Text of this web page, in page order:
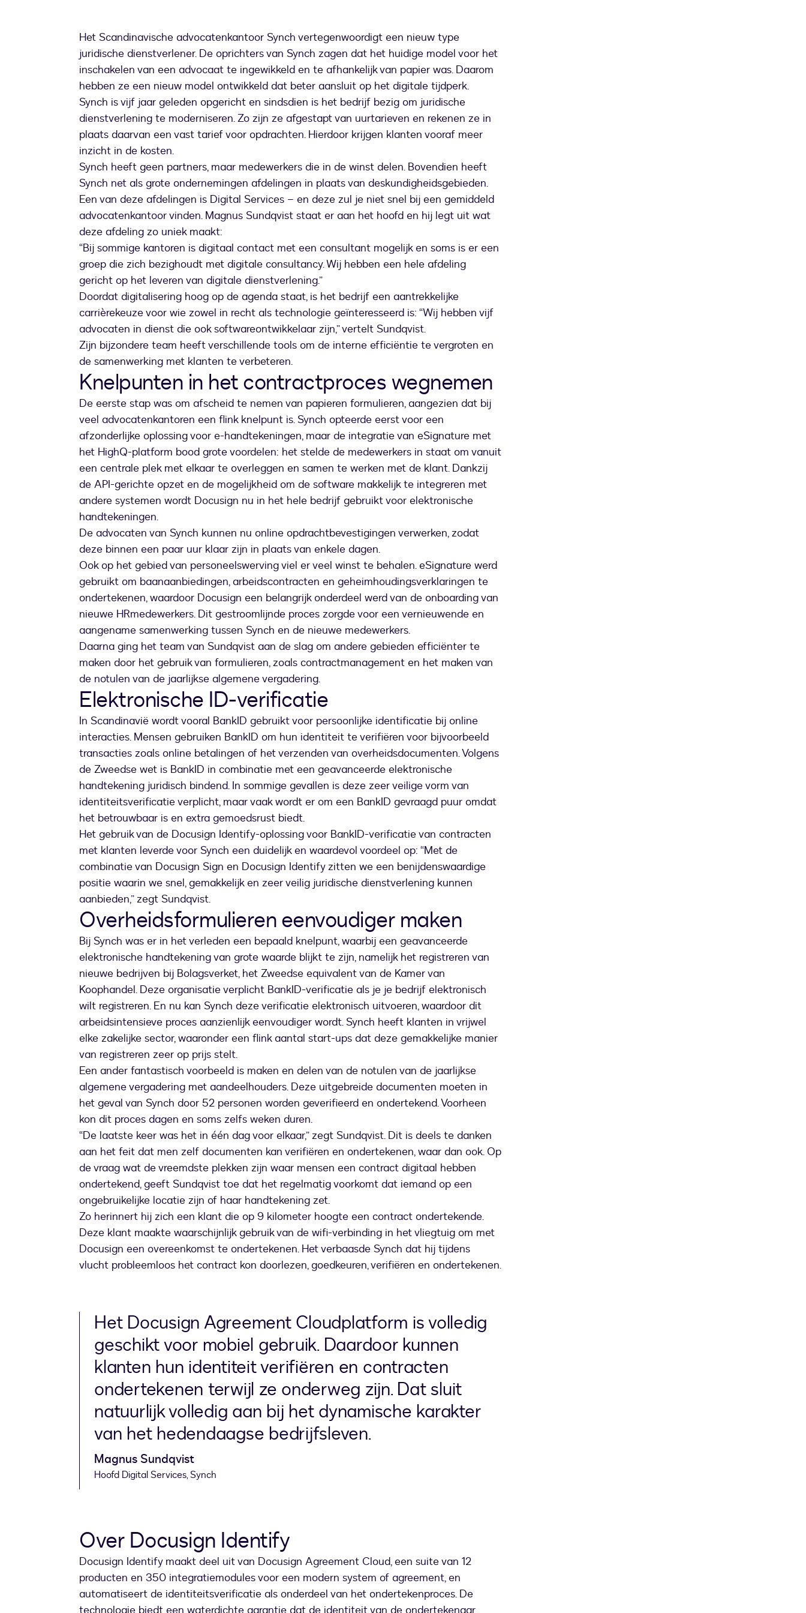
Het Scandinavische advocatenkantoor Synch vertegenwoordigt een nieuw type
juridische dienstverlener. De oprichters van Synch zagen dat het huidige model voor het
inschakelen van een advocaat te ingewikkeld en te afhankelijk van papier was. Daarom
hebben ze een nieuw model ontwikkeld dat beter aansluit op het digitale tijdperk.
Synch is vijf jaar geleden opgericht en sindsdien is het bedrijf bezig om juridische
dienstverlening te moderniseren. Zo zijn ze afgestapt van uurtarieven en rekenen ze in
plaats daarvan een vast tarief voor opdrachten. Hierdoor krijgen klanten vooraf meer
inzicht in de kosten.
Synch heeft geen partners, maar medewerkers die in de winst delen. Bovendien heeft
Synch net als grote ondernemingen afdelingen in plaats van deskundigheidsgebieden.
Een van deze afdelingen is Digital Services – en deze zul je niet snel bij een gemiddeld
advocatenkantoor vinden. Magnus Sundqvist staat er aan het hoofd en hij legt uit wat
deze afdeling zo uniek maakt:
“Bij sommige kantoren is digitaal contact met een consultant mogelijk en soms is er een
groep die zich bezighoudt met digitale consultancy. Wij hebben een hele afdeling
gericht op het leveren van digitale dienstverlening.”
Doordat digitalisering hoog op de agenda staat, is het bedrijf een aantrekkelijke
carrièrekeuze voor wie zowel in recht als technologie geïnteresseerd is: “Wij hebben vijf
advocaten in dienst die ook softwareontwikkelaar zijn,” vertelt Sundqvist.
Zijn bijzondere team heeft verschillende tools om de interne efficiëntie te vergroten en
de samenwerking met klanten te verbeteren.
Knelpunten in het contractproces wegnemen
De eerste stap was om afscheid te nemen van papieren formulieren, aangezien dat bij
veel advocatenkantoren een flink knelpunt is. Synch opteerde eerst voor een
afzonderlijke oplossing voor e-handtekeningen, maar de integratie van eSignature met
het HighQ-platform bood grote voordelen: het stelde de medewerkers in staat om vanuit
een centrale plek met elkaar te overleggen en samen te werken met de klant. Dankzij
de API-gerichte opzet en de mogelijkheid om de software makkelijk te integreren met
andere systemen wordt Docusign nu in het hele bedrijf gebruikt voor elektronische
handtekeningen.
De advocaten van Synch kunnen nu online opdrachtbevestigingen verwerken, zodat
deze binnen een paar uur klaar zijn in plaats van enkele dagen.
Ook op het gebied van personeelswerving viel er veel winst te behalen. eSignature werd
gebruikt om baanaanbiedingen, arbeidscontracten en geheimhoudingsverklaringen te
ondertekenen, waardoor Docusign een belangrijk onderdeel werd van de onboarding van
nieuwe HRmedewerkers. Dit gestroomlijnde proces zorgde voor een vernieuwende en
aangename samenwerking tussen Synch en de nieuwe medewerkers.
Daarna ging het team van Sundqvist aan de slag om andere gebieden efficiënter te
maken door het gebruik van formulieren, zoals contractmanagement en het maken van
de notulen van de jaarlijkse algemene vergadering.
Elektronische ID-verificatie
In Scandinavië wordt vooral BankID gebruikt voor persoonlijke identificatie bij online
interacties. Mensen gebruiken BankID om hun identiteit te verifiëren voor bijvoorbeeld
transacties zoals online betalingen of het verzenden van overheidsdocumenten. Volgens
de Zweedse wet is BankID in combinatie met een geavanceerde elektronische
handtekening juridisch bindend. In sommige gevallen is deze zeer veilige vorm van
identiteitsverificatie verplicht, maar vaak wordt er om een BankID gevraagd puur omdat
het betrouwbaar is en extra gemoedsrust biedt.
Het gebruik van de Docusign Identify-oplossing voor BankID-verificatie van contracten
met klanten leverde voor Synch een duidelijk en waardevol voordeel op: “Met de
combinatie van Docusign Sign en Docusign Identify zitten we een benijdenswaardige
positie waarin we snel, gemakkelijk en zeer veilig juridische dienstverlening kunnen
aanbieden,” zegt Sundqvist.
Overheidsformulieren eenvoudiger maken
Bij Synch was er in het verleden een bepaald knelpunt, waarbij een geavanceerde
elektronische handtekening van grote waarde blijkt te zijn, namelijk het registreren van
nieuwe bedrijven bij Bolagsverket, het Zweedse equivalent van de Kamer van
Koophandel. Deze organisatie verplicht BankID-verificatie als je je bedrijf elektronisch
wilt registreren. En nu kan Synch deze verificatie elektronisch uitvoeren, waardoor dit
arbeidsintensieve proces aanzienlijk eenvoudiger wordt. Synch heeft klanten in vrijwel
elke zakelijke sector, waaronder een flink aantal start-ups dat deze gemakkelijke manier
van registreren zeer op prijs stelt.
Een ander fantastisch voorbeeld is maken en delen van de notulen van de jaarlijkse
algemene vergadering met aandeelhouders. Deze uitgebreide documenten moeten in
het geval van Synch door 52 personen worden geverifieerd en ondertekend. Voorheen
kon dit proces dagen en soms zelfs weken duren.
“De laatste keer was het in één dag voor elkaar,” zegt Sundqvist. Dit is deels te danken
aan het feit dat men zelf documenten kan verifiëren en ondertekenen, waar dan ook. Op
de vraag wat de vreemdste plekken zijn waar mensen een contract digitaal hebben
ondertekend, geeft Sundqvist toe dat het regelmatig voorkomt dat iemand op een
ongebruikelijke locatie zijn of haar handtekening zet.
Zo herinnert hij zich een klant die op 9 kilometer hoogte een contract ondertekende.
Deze klant maakte waarschijnlijk gebruik van de wifi-verbinding in het vliegtuig om met
Docusign een overeenkomst te ondertekenen. Het verbaasde Synch dat hij tijdens
vlucht probleemloos het contract kon doorlezen, goedkeuren, verifiëren en ondertekenen.
Het Docusign Agreement Cloudplatform is volledig
geschikt voor mobiel gebruik. Daardoor kunnen
klanten hun identiteit verifiëren en contracten
ondertekenen terwijl ze onderweg zijn. Dat sluit
natuurlijk volledig aan bij het dynamische karakter
van het hedendaagse bedrijfsleven.
Magnus Sundqvist
Hoofd Digital Services, Synch
Over Docusign Identify
Docusign Identify maakt deel uit van Docusign Agreement Cloud, een suite van 12
producten en 350 integratiemodules voor een modern system of agreement, en
automatiseert de identiteitsverificatie als onderdeel van het ondertekenproces. De